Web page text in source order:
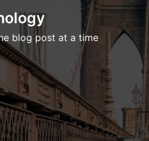
blog post at a time